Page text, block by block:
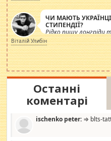
ЧИ МАЮТЬ
СТИПЕНДІЇ?
Рідко пишу лонгріди
просто дістало!
навколо
роздувається ще
Віталій Улибін
Останні
коментарі
ischenko peter: ⇒ blts-